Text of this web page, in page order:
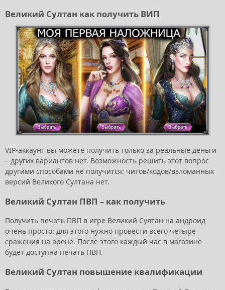
Великий Султан как получить ВИП
VIP-аккаунт вы можете получить только за реальные деньги
– других вариантов нет. Возможность решить этот вопрос
другими способами не получится: читов/кодов/взломанных
версий Великого Султана нет.
Великий Султан ПВП – как получить
Получить печать ПВП в игре Великий Султан на андроид
очень просто: для этого нужно провести всего четыре
сражения на арене. После этого каждый час в магазине
будет доступна печать ПВП.
Великий Султан повышение квалификации